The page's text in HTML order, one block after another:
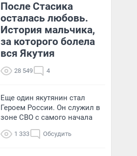
После Стасика
осталась любовь.
История мальчика,
за которого болела
вся Якутия
28 549 4
Еще один якутянин стал
Героем России. Он служил в
зоне СВО с самого начала
1 333 Обсудить